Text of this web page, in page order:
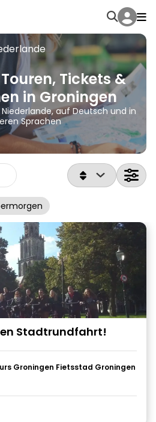
Tickets &
in Groningen
auf Deutsch und in
Sprachen
Stadtrundfahrt!
Groningen Fietsstad Groningen